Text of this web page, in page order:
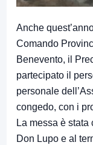
Anche
Comando
Benevento, il
partecipato il
personale
congedo, con i
La messa è
Don Lupo e al